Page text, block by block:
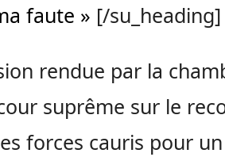
faute » [/su_heading]
rendue par la
suprême sur le
forces cauris pour